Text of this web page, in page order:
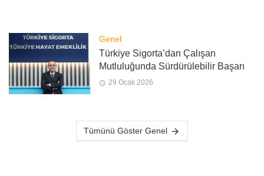
Genel
Türkiye Sigorta’dan Çalışan
Mutluluğunda Sürdürülebilir Başarı
29 Ocak 2026
Tümünü Göster Genel